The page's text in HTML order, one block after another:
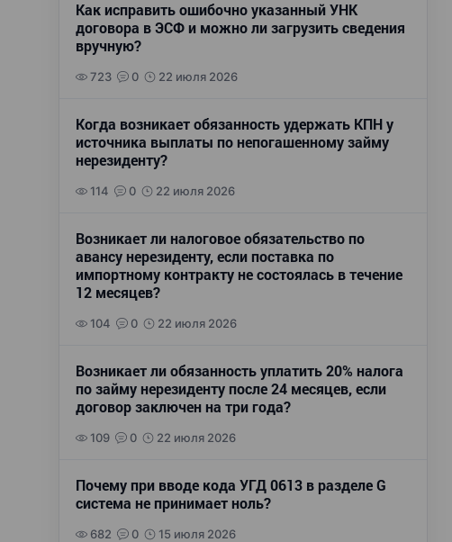
Как исправить ошибочно указанный УНК
договора в ЭСФ и можно ли загрузить сведения
вручную?
723 0 22 июля 2026
Когда возникает обязанность удержать КПН у
источника выплаты по непогашенному займу
нерезиденту?
114 0 22 июля 2026
Возникает ли налоговое обязательство по
авансу нерезиденту, если поставка по
импортному контракту не состоялась в течение
12 месяцев?
104 0 22 июля 2026
Возникает ли обязанность уплатить 20% налога
по займу нерезиденту после 24 месяцев, если
договор заключен на три года?
109 0 22 июля 2026
Почему при вводе кода УГД 0613 в разделе G
система не принимает ноль?
682 0 15 июля 2026